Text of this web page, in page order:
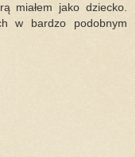
miałem jako dziecko.
w bardzo podobnym